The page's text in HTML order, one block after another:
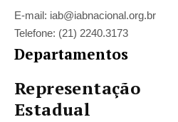
E-mail: iab@iabnacional.org.br
Telefone: (21) 2240.3173
Departamentos
Representação
Estadual